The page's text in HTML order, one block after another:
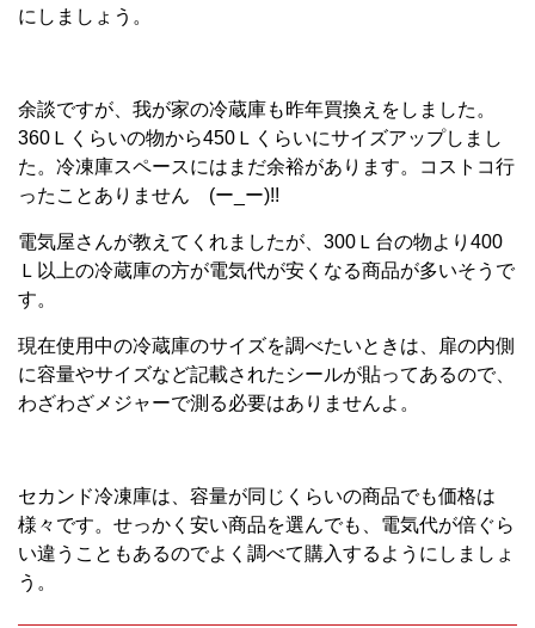
にしましょう。
余談ですが、我が家の冷蔵庫も昨年買換えをしました。
360Ｌくらいの物から450Ｌくらいにサイズアップしまし
た。冷凍庫スペースにはまだ余裕があります。コストコ行
ったことありません (ー_ー)!!
電気屋さんが教えてくれましたが、300Ｌ台の物より400
Ｌ以上の冷蔵庫の方が電気代が安くなる商品が多いそうで
す。
現在使用中の冷蔵庫のサイズを調べたいときは、扉の内側
に容量やサイズなど記載されたシールが貼ってあるので、
わざわざメジャーで測る必要はありませんよ。
セカンド冷凍庫は、容量が同じくらいの商品でも価格は
様々です。せっかく安い商品を選んでも、電気代が倍ぐら
い違うこともあるのでよく調べて購入するようにしましょ
う。